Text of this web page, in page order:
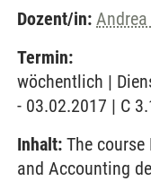
Dozent/in:
Termin:
wöchentlich |
- 03.02.2017 | C
Inhalt: The
and Accounting